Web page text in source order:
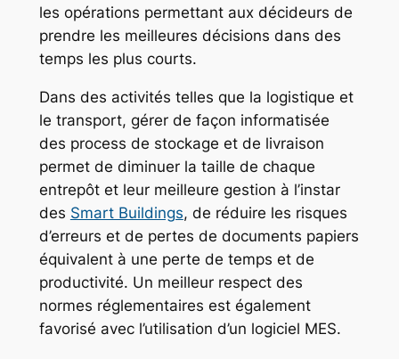
les opérations permettant aux décideurs de
prendre les meilleures décisions dans des
temps les plus courts.
Dans des activités telles que la logistique et
le transport, gérer de façon informatisée
des process de stockage et de livraison
permet de diminuer la taille de chaque
entrepôt et leur meilleure gestion à l’instar
des Smart Buildings, de réduire les risques
d’erreurs et de pertes de documents papiers
équivalent à une perte de temps et de
productivité. Un meilleur respect des
normes réglementaires est également
favorisé avec l’utilisation d’un logiciel MES.